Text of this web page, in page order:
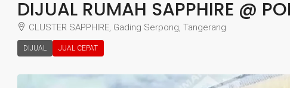
DIJUAL RUMAH SAPPHIRE @
CLUSTER SAPPHIRE, Gading Serpong, Tangerang
DIJUAL JUAL CEPAT